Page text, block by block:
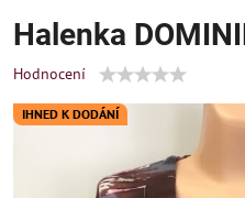
IHNED K DODÁNÍ
Halenka
Hodnocení